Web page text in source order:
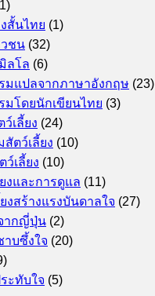
งสั้นไทย (1)
วชน (32)
ลโล (6)
มแปลจากภาษาอังกฤษ (23)
มโดยนักเขียนไทย (3)
เลี้ยง (24)
ตว์เลี้ยง (10)
เลี้ยง (10)
งและการดูแล (11)
งสร้างแรงบันดาลใจ (27)
ากญี่ปุ่น (2)
าบซึ้งใจ (20)
ะทับใจ (5)